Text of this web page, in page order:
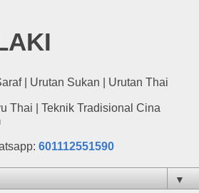
| Urutan Sukan | Urutan Thai
Thai | Teknik Tradisional Cina
601112551590
▼